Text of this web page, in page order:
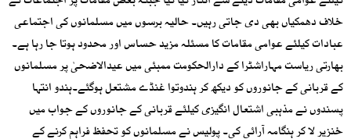
خلاف دھمکیاں بھی دی جاتی رہیں۔ حالیہ برسوں میں مسلمانوں کی اجتماعی
عبادات کیلئے عوامی مقامات کا مسئلہ مزید حساس اور محدود ہوتا جا رہا ہے۔
بھارتی ریاست مہاراشٹرا کے دارالحکومت ممبئی میں عیدالاضحیٰ پر مسلمانوں
کے قربانی کے جانوروں کو دیکھ کر ہندوتوا غنڈے مشتعل ہوگئے۔ہندو انتہا
پسندوں نے مذہبی اشتعال انگیزی کیلئے قربانی کے جانوروں کے جواب میں
خنزیر لا کر ہنگامہ آرائی کی۔ پولیس نے مسلمانوں کو تحفظ فراہم کرنے کے